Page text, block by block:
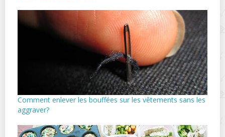
Comment enlever les bouffées sur les vêtements sans les
aggraver?